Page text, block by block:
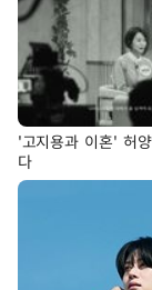
'고지용과 이혼' 허
다